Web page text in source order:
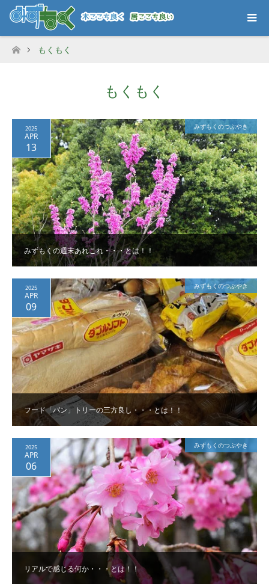
ホーム
もくもく
もくもく
みずもくの週末あれこれ・・・とは！！
2025
APR
13
みずもくのつぶやき
フード「パン」トリーの三方良し・・・とは！！
2025
APR
09
みずもくのつぶやき
リアルで感じる何か・・・とは！！
2025
APR
06
みずもくのつぶやき